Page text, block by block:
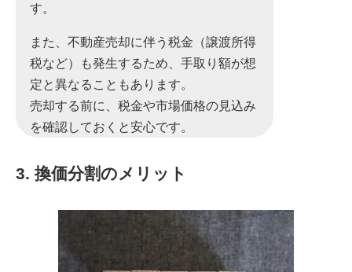
す。
また、不動産売却に伴う税金（譲渡所得
税など）も発生するため、手取り額が想
定と異なることもあります。
売却する前に、税金や市場価格の見込み
を確認しておくと安心です。
3. 換価分割のメリット